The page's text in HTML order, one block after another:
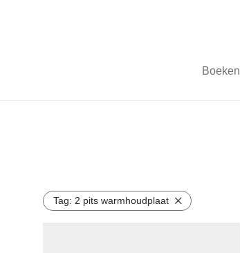
Boeken
Tag: 2 pits warmhoudplaat